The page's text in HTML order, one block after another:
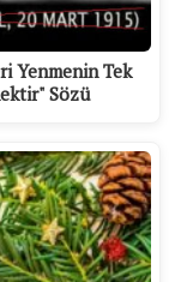
Yenmenin Tek
Sözü